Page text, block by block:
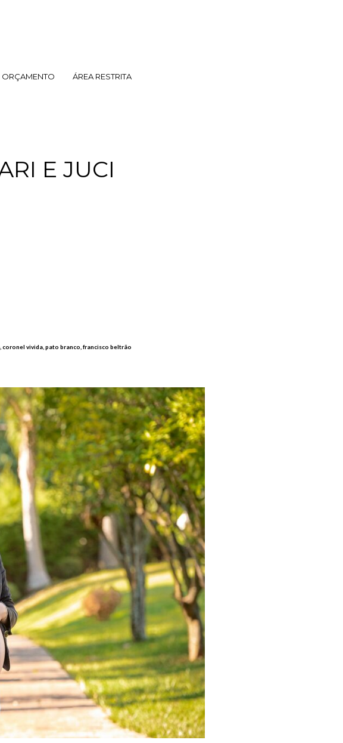
ORÇAMENTO ÁREA RESTRITA
E JUCI
vivida, pato branco, francisco beltrão